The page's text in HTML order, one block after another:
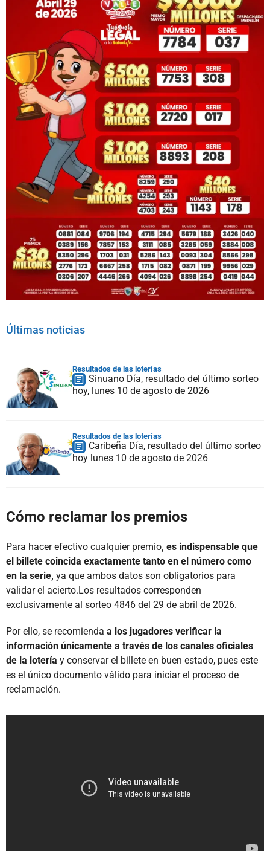
Últimas noticias
Resultados de las loterías
Sinuano Día, resultado del último sorteo
hoy, lunes 10 de agosto de 2026
Resultados de las loterías
Caribeña Día, resultado del último sorteo
hoy lunes 10 de agosto de 2026
Cómo reclamar los premios
Para hacer efectivo cualquier premio, es indispensable que
el billete coincida exactamente tanto en el número como
en la serie, ya que ambos datos son obligatorios para
validar el acierto.Los resultados corresponden
exclusivamente al sorteo 4846 del 29 de abril de 2026.
Por ello, se recomienda a los jugadores verificar la
información únicamente a través de los canales oficiales
de la lotería y conservar el billete en buen estado, pues este
es el único documento válido para iniciar el proceso de
reclamación.